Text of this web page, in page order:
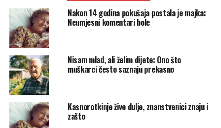
Nakon 14 godina pokušaja postala je majka:
Neumjesni komentari bole
Nisam mlad, ali želim dijete: Ono što
muškarci često saznaju prekasno
Kasnorotkinje žive dulje, znanstvenici znaju i
zašto